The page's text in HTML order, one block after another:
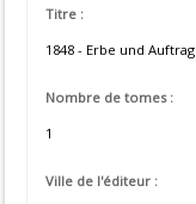
Titre :
1848 - Erbe und Auftrag
Nombre de tomes :
1
Ville de l'éditeur :